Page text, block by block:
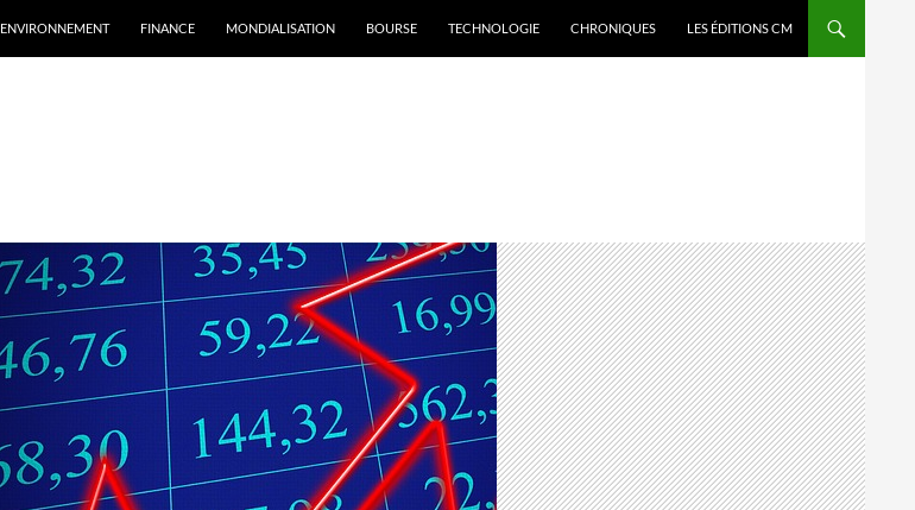
ENVIRONNEMENT FINANCE MONDIALISATION BOURSE TECHNOLOGIE CHRONIQUES LES ÉDITIONS CM